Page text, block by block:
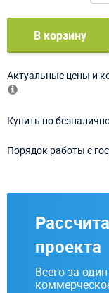
В корзину
Актуальные цены и
Купить по
Порядок работы с
проекта
Всего за